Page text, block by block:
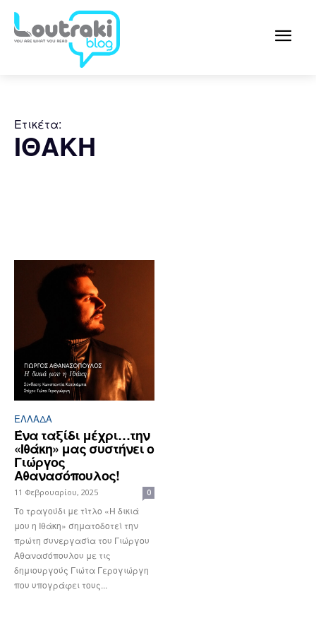
Ετικέτα:
ΙΘΑΚΗ
ΕΛΛΆΔΑ
Ένα ταξίδι μέχρι…την
«Ιθάκη» μας συστήνει ο
Γιώργος
Αθανασόπουλος!
11 Φεβρουαρίου, 2025 0
Το τραγούδι με τίτλο «Η δικιά
μου η Ιθάκη» σηματοδοτεί την
πρώτη συνεργασία του Γιώργου
Αθανασόπουλου με τις
δημιουργούς Γιώτα Γερογιώργη
που υπογράφει τους...